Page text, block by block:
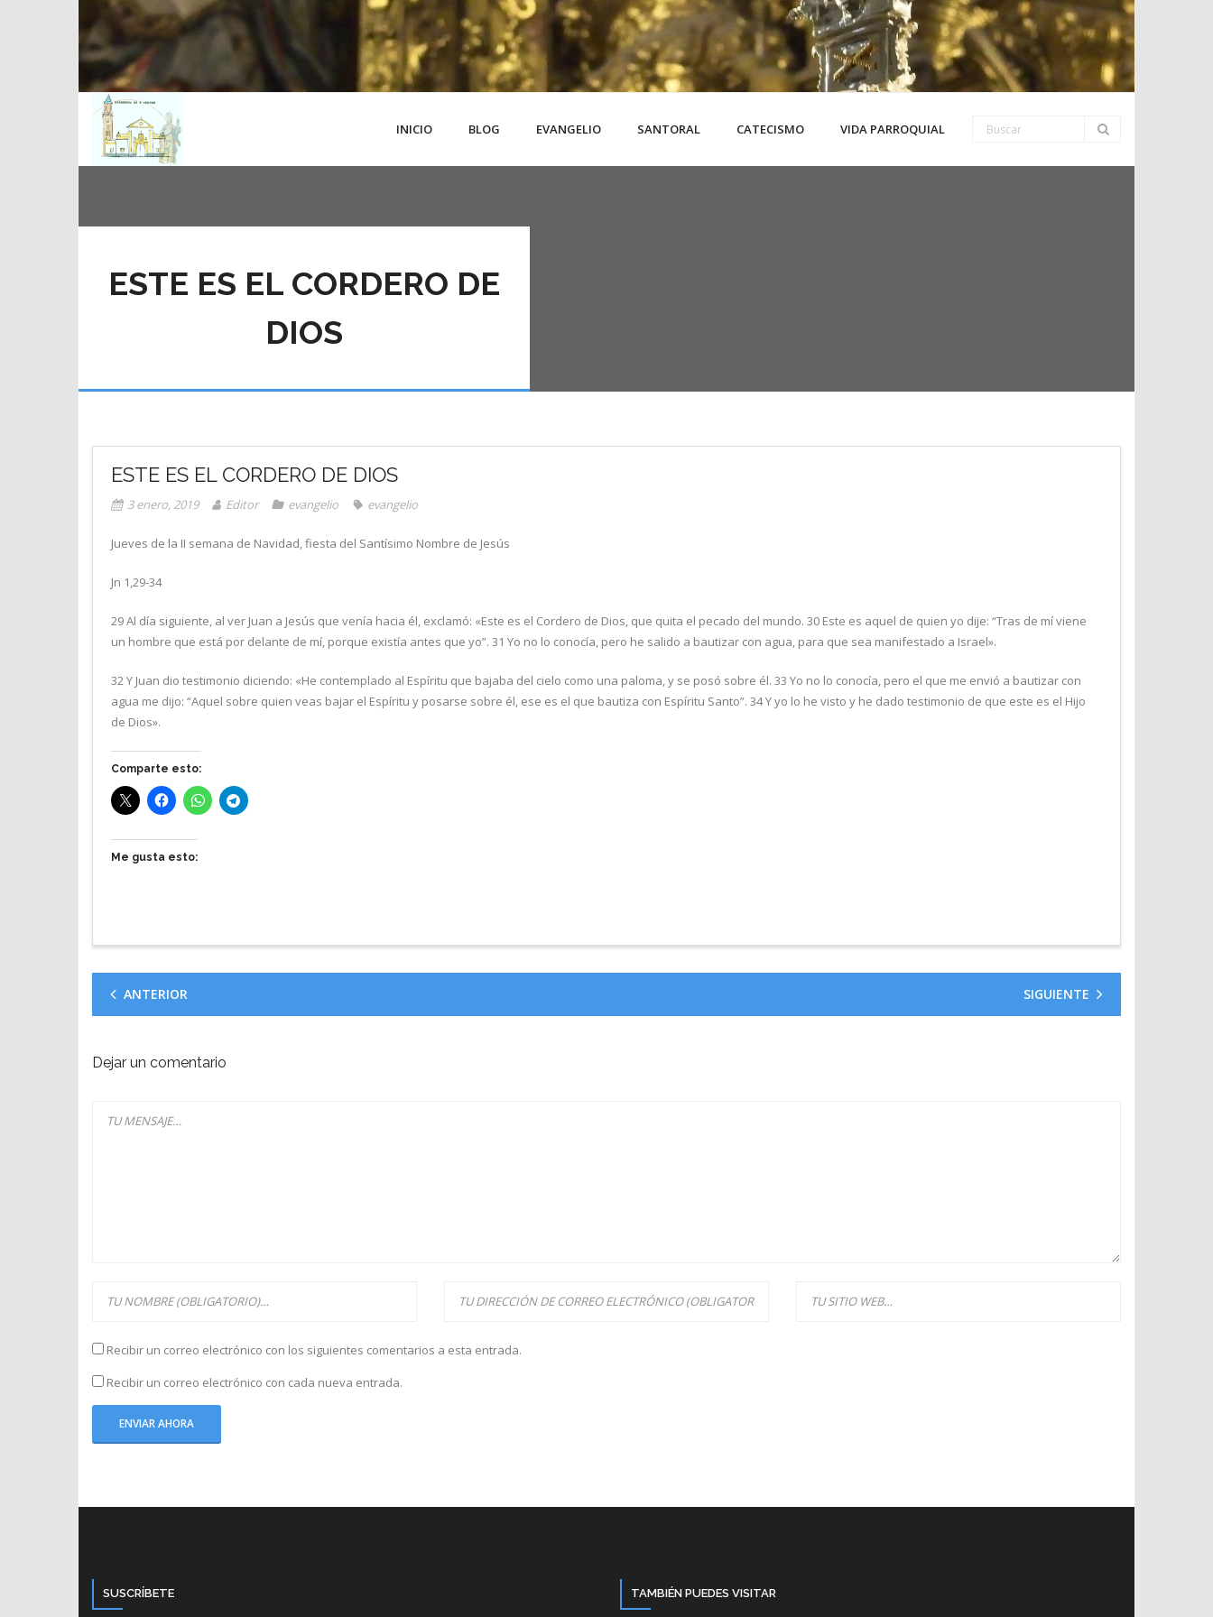
INICIO BLOG EVANGELIO SANTORAL CATECISMO VIDA PARROQUIAL
ESTE ES EL CORDERO DE
DIOS
ESTE ES EL CORDERO DE DIOS
3 enero, 2019 Editor evangelio evangelio
Jueves de la II semana de Navidad, fiesta del Santísimo Nombre de Jesús
Jn 1,29-34
29 Al día siguiente, al ver Juan a Jesús que venía hacia él, exclamó: «Este es el Cordero de Dios, que quita el pecado del mundo. 30 Este es aquel de quien yo dije: “Tras de mí viene
un hombre que está por delante de mí, porque existía antes que yo”. 31 Yo no lo conocía, pero he salido a bautizar con agua, para que sea manifestado a Israel».
32 Y Juan dio testimonio diciendo: «He contemplado al Espíritu que bajaba del cielo como una paloma, y se posó sobre él. 33 Yo no lo conocía, pero el que me envió a bautizar con
agua me dijo: “Aquel sobre quien veas bajar el Espíritu y posarse sobre él, ese es el que bautiza con Espíritu Santo”. 34 Y yo lo he visto y he dado testimonio de que este es el Hijo
de Dios».
Comparte esto:
Me gusta esto:
ANTERIOR SIGUIENTE
Dejar un comentario
Recibir un correo electrónico con los siguientes comentarios a esta entrada.
Recibir un correo electrónico con cada nueva entrada.
SUSCRÍBETE TAMBIÉN PUEDES VISITAR